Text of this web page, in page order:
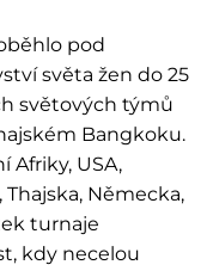
pod
světa žen do 25
světových týmů
Bangkoku.
Afriky, USA,
Thajska, Německa,
turnaje
kdy necelou